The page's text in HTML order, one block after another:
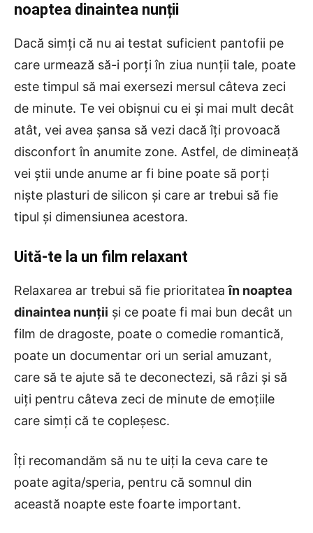
noaptea dinaintea nunții
Dacă simți că nu ai testat suficient pantofii pe
care urmează să-i porți în ziua nunții tale, poate
este timpul să mai exersezi mersul câteva zeci
de minute. Te vei obișnui cu ei și mai mult decât
atât, vei avea șansa să vezi dacă îți provoacă
disconfort în anumite zone. Astfel, de dimineață
vei știi unde anume ar fi bine poate să porți
niște plasturi de silicon și care ar trebui să fie
tipul și dimensiunea acestora.
Uită-te la un film relaxant
Relaxarea ar trebui să fie prioritateaîn noaptea
dinaintea nunții și ce poate fi mai bun decât un
film de dragoste, poate o comedie romantică,
poate un documentar ori un serial amuzant,
care să te ajute să te deconectezi, să râzi și să
uiți pentru câteva zeci de minute de emoțiile
care simți că te copleșesc.
Îți recomandăm să nu te uiți la ceva care te
poate agita/speria, pentru că somnul din
această noapte este foarte important.